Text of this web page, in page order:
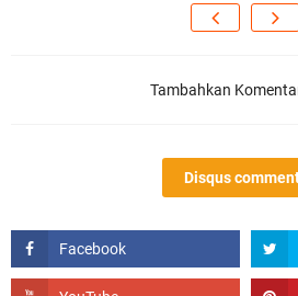
Tambahkan
Disqus